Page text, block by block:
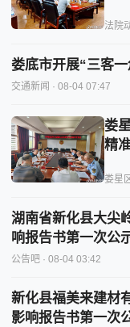
法院
娄底市开展“三客一
交通新闻 · 08-04 07:47
娄
精
娄星
湖南省新化县大尖
响报告书第一次公
公告吧 · 08-04 03:42
新化县福美来建材
影响报告书第一次